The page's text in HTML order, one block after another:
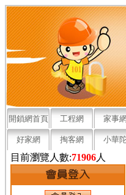
開鎖網首頁 工程網 家事網
好家網 掏客網 小華
目前瀏覽人數:71906人